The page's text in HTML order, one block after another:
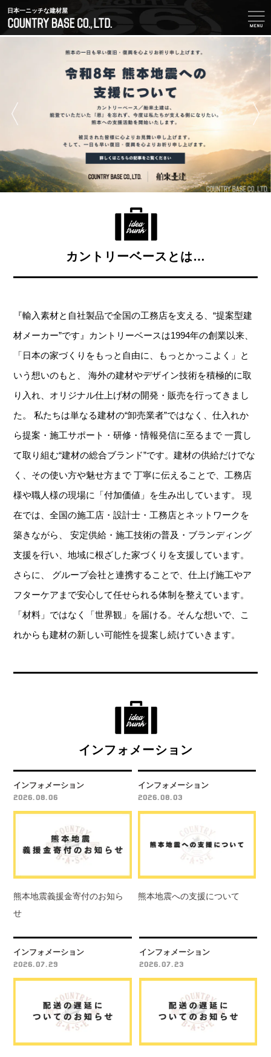
日本一ニッチな建材屋
カントリーベースとは…
『輸入素材と自社製品で全国の工務店を支える、“提案型建
材メーカー”です』 カントリーベースは1994年の創業以来、
「日本の家づくりをもっと自由に、もっとかっこよく」と
いう想いのもと、
海外の建材やデザイン技術を積極的に取
り入れ、オリジナル仕上げ材の開発・販売を行ってきまし
た。
私たちは単なる建材の“卸売業者”ではなく、仕入れか
ら提案・施工サポート・研修・情報発信に至るまで 一貫し
て取り組む“建材の総合ブランド”です。建材の供給だけでな
く、その使い方や魅せ方まで 丁寧に伝えることで、工務店
様や職人様の現場に「付加価値」を生み出しています。
現
在では、全国の施工店・設計士・工務店とネットワークを
築きながら、
安定供給・施工技術の普及・ブランディング
支援を行い、地域に根ざした家づくりを支援しています。
さらに、
グループ会社と連携することで、仕上げ施工やア
フターケアまで安心して任せられる体制を整えています。
「材料」ではなく「世界観」を届ける。 そんな想いで、こ
れからも建材の新しい可能性を提案し続けていきます。
インフォメーション
インフォメーション
2026.08.06
熊本地震義援金寄付のお知ら
せ
インフォメーション
2026.08.03
熊本地震への支援について
インフォメーション
2026.07.29
インフォメーション
2026.07.23